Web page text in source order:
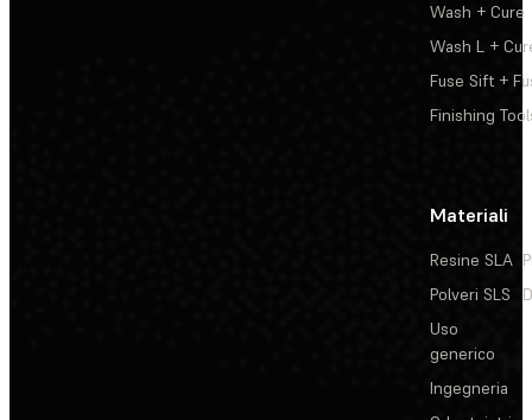
Wash + Cure
Wash L +
Fuse Sift +
Finishing
Materiali
Resine SLA
Polveri SLS
Uso
generico
Ingegneria